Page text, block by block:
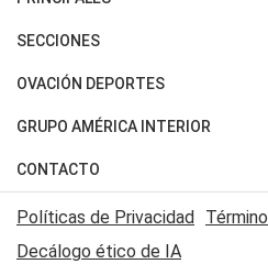
Últimas Noticias
Política
Judiciales
Economia
SECCIONES
Horóscopo
Motores
Trucos caseros
Series y Películas
Edictos y Solicitadas
OVACIÓN DEPORTES
Fútbol
Mundial
Automovilismo
Rugby
GRUPO AMÉRICA INTERIOR
Canal 7 en Vivo
CONTACTO
Acerca de Nosotros
Contactanos
Políticas de Privacidad
Decálogo ético de IA